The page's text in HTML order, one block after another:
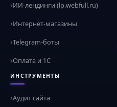
ИИ-лендинги (lp.webfull.ru)
Интернет-магазины
Telegram-боты
Оплата и 1С
ИНСТРУМЕНТЫ
Аудит сайта